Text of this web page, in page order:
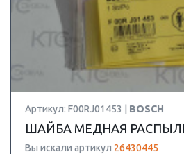
Артикул: F00RJ01453 | BOSCH
ШАЙБА МЕДНАЯ
Вы искали артикул 26430445